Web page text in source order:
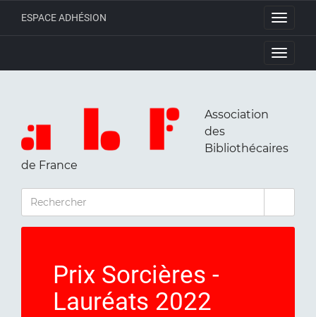
Toggle
ESPACE ADHÉSION
Toggle
Association
des
Bibliothécaires
de France
RECHERCHER
Prix Sorcières -
Lauréats 2022